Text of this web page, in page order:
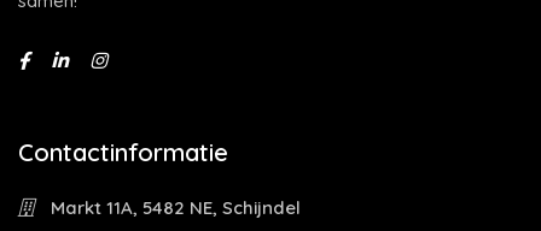
Contactinformatie
Markt 11A, 5482 NE, Schijndel